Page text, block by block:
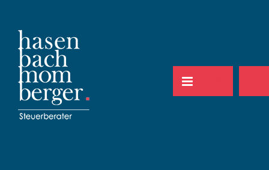
springen